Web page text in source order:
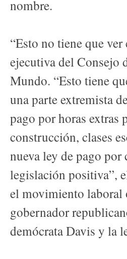
nombre.
“Esto no tiene que
ejecutiva del Consejo
Mundo. “Esto tiene
una parte extremista
pago por horas extras
construcción, clases
nueva ley de pago
legislación positiva”,
el movimiento laboral
gobernador
demócrata Davis y la